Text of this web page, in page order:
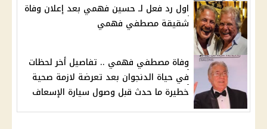
اول رد فعل لـ حسين فهمي بعد إعلان وفاة
شقيقة مصطفي فهمي
وفاة مصطفي فهمي .. تفاصيل أخر لحظات
في حياة الدنجوان بعد تعرضة لازمة صحية
خطيرة ما حدث قبل وصول سيارة الإسعاف